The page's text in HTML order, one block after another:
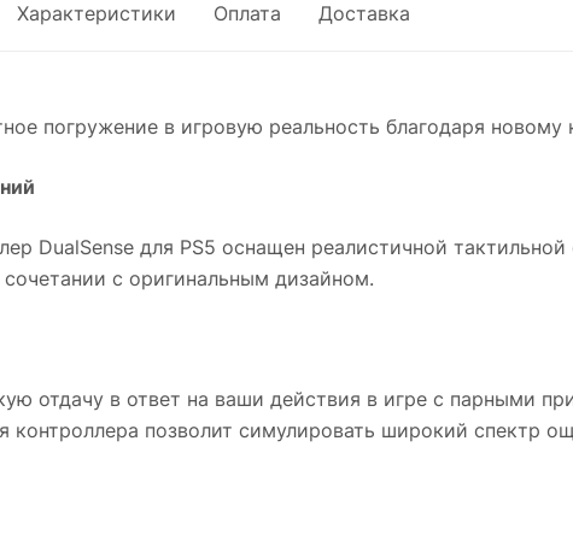
Характеристики Оплата Доставка
погружение в игровую реальность благодаря
DualSense для PS5 оснащен реалистичной
с оригинальным дизайном.
отдачу в ответ на ваши действия в игре с парными
контроллера позволит симулировать широкий спектр